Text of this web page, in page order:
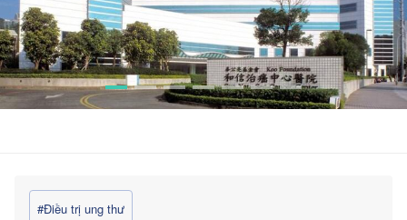
#Điều trị ung thư